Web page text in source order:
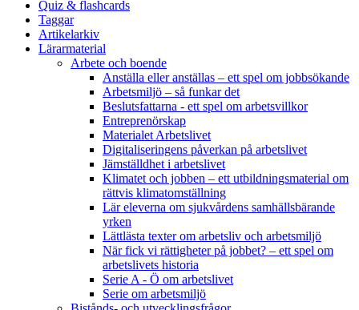
Quiz & flashcards
Taggar
Artikelarkiv
Lärarmaterial
Arbete och boende
Anställa eller anställas – ett spel om jobbsökande
Arbetsmiljö – så funkar det
Beslutsfattarna - ett spel om arbetsvillkor
Entreprenörskap
Materialet Arbetslivet
Digitaliseringens påverkan på arbetslivet
Jämställdhet i arbetslivet
Klimatet och jobben – ett utbildningsmaterial om
rättvis klimatomställning
Lär eleverna om sjukvårdens samhällsbärande
yrken
Lättlästa texter om arbetsliv och arbetsmiljö
När fick vi rättigheter på jobbet? – ett spel om
arbetslivets historia
Serie A - Ö om arbetslivet
Serie om arbetsmiljö